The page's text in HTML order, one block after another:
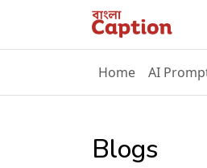
Home AI
Blogs